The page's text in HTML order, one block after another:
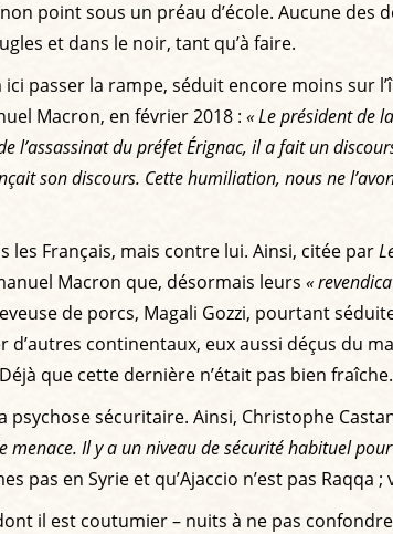
point sous un préau d’école. Aucune
et dans le noir, tant qu’à faire.
passer la rampe, séduit encore moins sur
Macron, en février 2018 : « Le président de
l’assassinat du préfet Érignac, il a fait un
son discours. Cette humiliation, nous ne
les Français, mais contre lui. Ainsi, citée par
Macron que, désormais leurs «
de porcs, Magali Gozzi, pourtant
continentaux, eux aussi déçus du
Déjà que cette dernière n’était pas bien
sécuritaire. Ainsi, Christophe
menace. Il y a un niveau de sécurité habituel
pas en Syrie et qu’Ajaccio n’est pas Raqqa
il est coutumier – nuits à ne pas